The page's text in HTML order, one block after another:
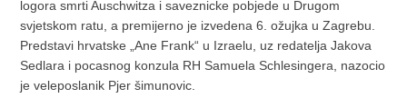
logora smrti Auschwitza i saveznicke pobjede u Drugom
svjetskom ratu, a premijerno je izvedena 6. ožujka u Zagrebu.
Predstavi hrvatske „Ane Frank“ u Izraelu, uz redatelja Jakova
Sedlara i pocasnog konzula RH Samuela Schlesingera, nazocio
je veleposlanik Pjer šimunovic.